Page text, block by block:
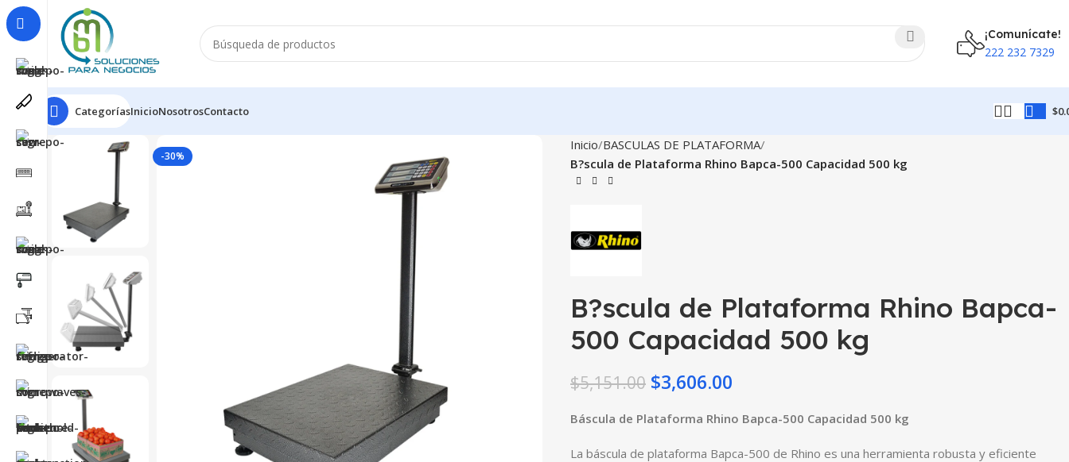
¡Comunícate!
222 232 7329
CategoríasInicioNosotrosContacto $
-30%
Inicio BASCULAS DE PLATAFORMA
B?scula de Plataforma Rhino Bapca-500 Capacidad 500 kg
B?scula de Plataforma Rhino Bapca-
500 Capacidad 500 kg
$5,151.00 $3,606.00
Báscula de Plataforma Rhino Bapca-500 Capacidad 500 kg
La báscula de plataforma Bapca-500 de Rhino es una herramienta robusta y eficiente